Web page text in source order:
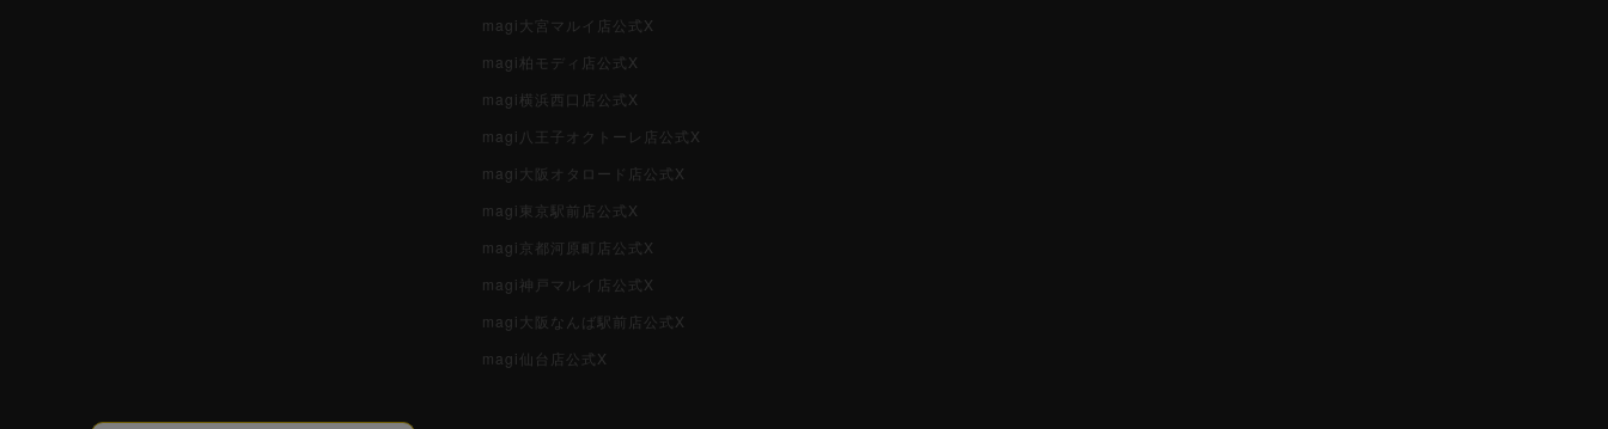
magi大宮マルイ店公式X
magi柏モディ店公式X
magi横浜西口店公式X
magi八王子オクトーレ店公式X
magi大阪オタロード店公式X
magi東京駅前店公式X
magi京都河原町店公式X
magi神戸マルイ店公式X
magi大阪なんば駅前店公式X
magi仙台店公式X